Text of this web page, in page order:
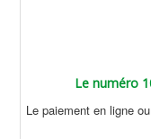
Le numéro
Le paiement en ligne